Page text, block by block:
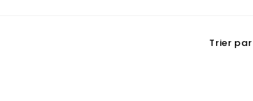
Trier